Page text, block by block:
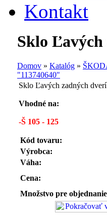
Kontakt
Sklo Ľavých
Domov » Katalóg »
"113740640"
Sklo Ľavých zadných
Vhodné na:
-Š 105 - 125
Kód tovaru:
Výrobca:
Váha:
Cena:
Množstvo pre